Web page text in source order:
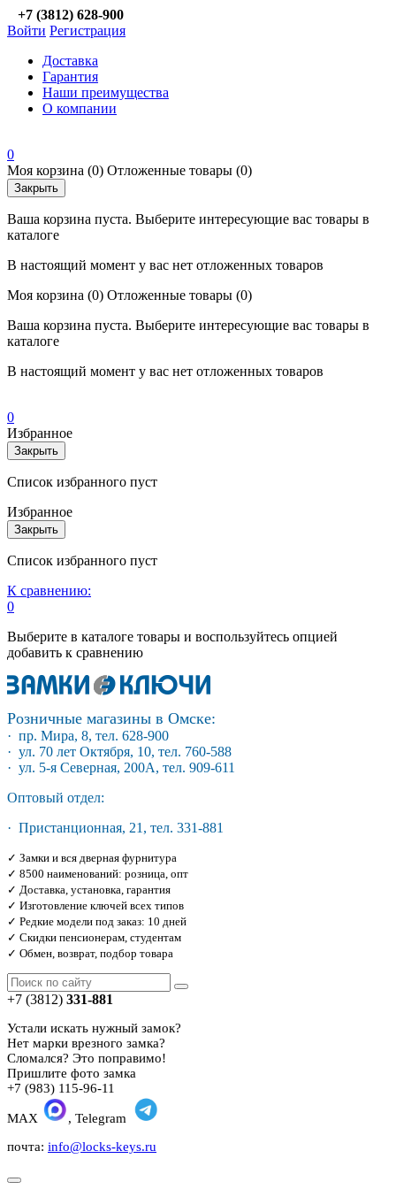
+7 (3812) 628-900
Войти Регистрация
Доставка
Гарантия
Наши преимущества
О компании
0
Моя корзина (0) Отложенные товары (0)
Закрыть
Ваша корзина пуста. Выберите интересующие вас товары в
каталоге
В настоящий момент у вас нет отложенных товаров
Моя корзина (0) Отложенные товары (0)
Ваша корзина пуста. Выберите интересующие вас товары в
каталоге
В настоящий момент у вас нет отложенных товаров
0
Избранное
Закрыть
Список избранного пуст
Избранное
Закрыть
Список избранного пуст
К сравнению:
0
Выберите в каталоге товары и воспользуйтесь опцией
добавить к сравнению
Розничные магазины в Омске:
· пр. Мира, 8, тел. 628-900
· ул. 70 лет Октября, 10, тел. 760-588
· ул. 5-я Северная, 200А, тел. 909-611
Оптовый отдел:
· Пристанционная, 21, тел. 331-881
✓ Замки и вся дверная фурнитура
✓ 8500 наименований: розница, опт
✓ Доставка, установка, гарантия
✓ Изготовление ключей всех типов
✓ Редкие модели под заказ: 10 дней
✓ Скидки пенсионерам, студентам
✓ Обмен, возврат, подбор товара
+7 (3812) 331-881
Устали искать нужный замок?
Нет марки врезного замка?
Сломался? Это поправимо!
Пришлите фото замка
+7 (983) 115-96-11
MAX
, Telegram
почта: info@locks-keys.ru